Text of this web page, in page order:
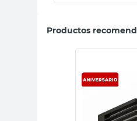
Productos